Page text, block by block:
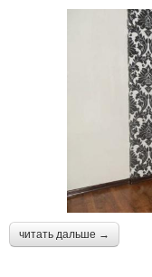
читать дальше →